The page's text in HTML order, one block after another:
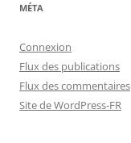
MÉTA
Connexion
Flux des publications
Flux des commentaires
Site de WordPress-FR